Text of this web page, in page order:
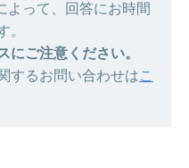
よって、回答にお時間
。
ご注意ください。
するお問い合わせはこ